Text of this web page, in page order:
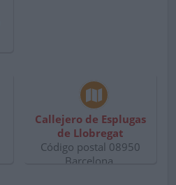
Callejero de Esplugas
de Llobregat
Código postal 08950
Barcelona.